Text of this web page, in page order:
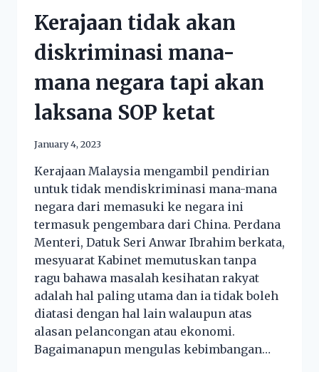
Kerajaan tidak akan
diskriminasi mana-
mana negara tapi akan
laksana SOP ketat
January 4, 2023
Kerajaan Malaysia mengambil pendirian
untuk tidak mendiskriminasi mana-mana
negara dari memasuki ke negara ini
termasuk pengembara dari China. Perdana
Menteri, Datuk Seri Anwar Ibrahim berkata,
mesyuarat Kabinet memutuskan tanpa
ragu bahawa masalah kesihatan rakyat
adalah hal paling utama dan ia tidak boleh
diatasi dengan hal lain walaupun atas
alasan pelancongan atau ekonomi.
Bagaimanapun mengulas kebimbangan…